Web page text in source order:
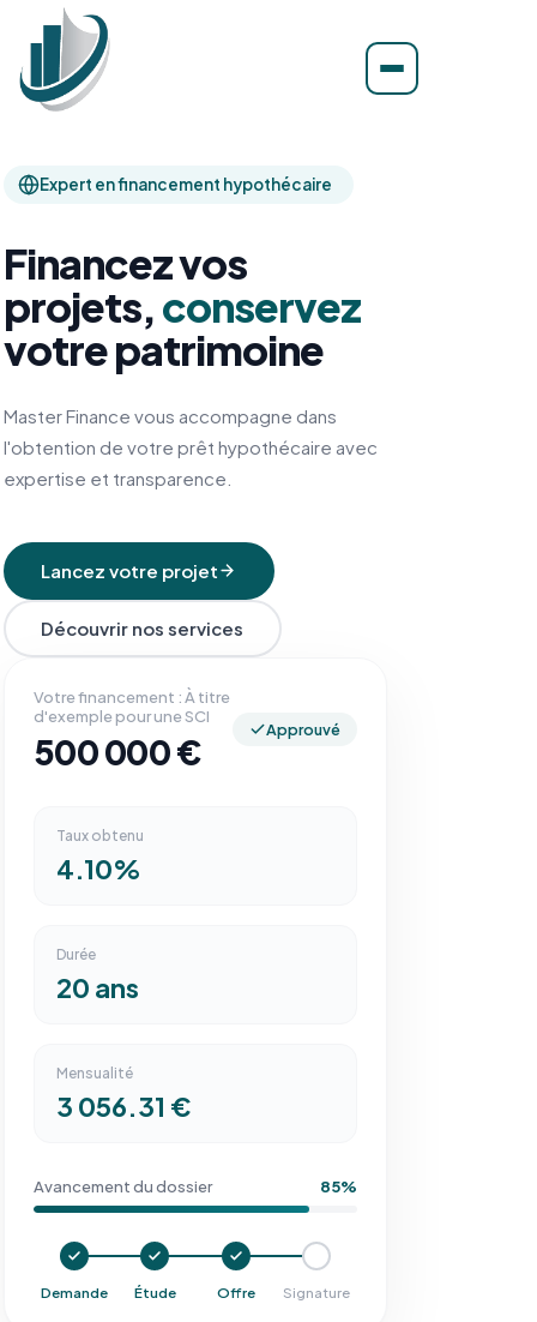
Expert en financement hypothécaire
Financez vos
projets,conservez
votre patrimoine
Master Finance vous accompagne dans
l'obtention de votre prêt hypothécaire avec
expertise et transparence.
Lancez votre projet
Découvrir nos services
Votre financement : À titre
d'exemple pour une SCI
500 000 €
Approuvé
Taux obtenu
4.10%
Durée
20 ans
Mensualité
3 056.31 €
Avancement du dossier 85%
Demande Étude Offre Signature